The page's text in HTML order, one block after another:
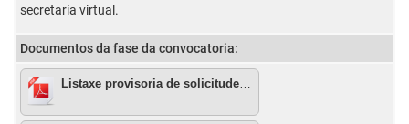
secretaría virtual.
Documentos da fase da convocatoria:
Listaxe provisoria de solicitudes admitidas e excluídas